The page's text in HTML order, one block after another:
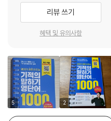
042. 술집
043. 영화관
045. 세탁소
046. 헬스장
047. 병원 예약
048. 내과
049. 치과
기 때문에 보다 체계적인 학습이
10일 동안 먼저 학습하고, 그 후 ‘
습한 다음 ‘상황별 필수표현 300
★ 영단어 1000개+예문 2000개
영단어 1000개와 이에 대한 예문
한 음원을 휴대폰으로 찍어 바로
수록하였습니다. (시원스쿨 홈
후 로그인하여 ‘내 강의실』공부 자
리뷰 쓰기
혜택 및 유의사항
5 2